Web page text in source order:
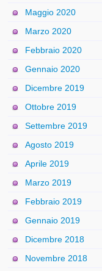
Maggio 2020
Marzo 2020
Febbraio 2020
Gennaio 2020
Dicembre 2019
Ottobre 2019
Settembre 2019
Agosto 2019
Aprile 2019
Marzo 2019
Febbraio 2019
Gennaio 2019
Dicembre 2018
Novembre 2018